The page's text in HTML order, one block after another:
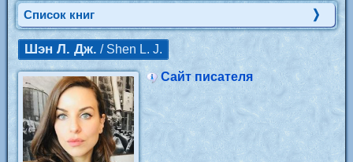
Cписок книг
Шэн Л. Дж. / Shen L. J.
Сайт писателя